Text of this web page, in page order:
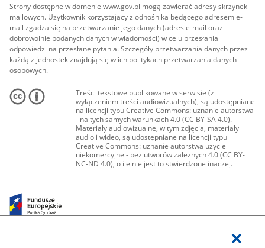
Strony dostępne w domenie www.gov.pl mogą zawierać adresy skrzynek
mailowych. Użytkownik korzystający z odnośnika będącego adresem e-
mail zgadza się na przetwarzanie jego danych (adres e-mail oraz
dobrowolnie podanych danych w wiadomości) w celu przesłania
odpowiedzi na przesłane pytania. Szczegóły przetwarzania danych przez
każdą z jednostek znajdują się w ich politykach przetwarzania danych
osobowych.
Treści tekstowe publikowane w serwisie (z
wyłączeniem treści audiowizualnych), są udostępniane
na licencji typu Creative Commons: uznanie autorstwa
- na tych samych warunkach 4.0 (CC BY-SA 4.0).
Materiały audiowizualne, w tym zdjęcia, materiały
audio i wideo, są udostępniane na licencji typu
Creative Commons: uznanie autorstwa użycie
niekomercyjne - bez utworów zależnych 4.0 (CC BY-
NC-ND 4.0), o ile nie jest to stwierdzone inaczej.